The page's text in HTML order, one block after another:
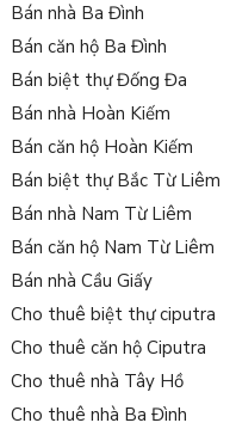
Bán nhà Ba Đình
Bán căn hộ Ba Đình
Bán biệt thự Đống Đa
Bán nhà Hoàn Kiếm
Bán căn hộ Hoàn Kiếm
Bán biệt thự Bắc Từ Liêm
Bán nhà Nam Từ Liêm
Bán căn hộ Nam Từ Liêm
Bán nhà Cầu Giấy
Cho thuê biệt thự ciputra
Cho thuê căn hộ Ciputra
Cho thuê nhà Tây Hồ
Cho thuê nhà Ba Đình